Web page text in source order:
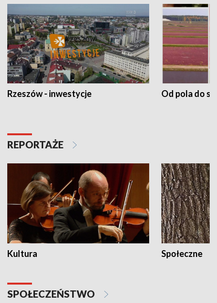
Rzeszów - inwestycje Od pola do
REPORTAŻE
Kultura Społeczne
SPOŁECZEŃSTWO